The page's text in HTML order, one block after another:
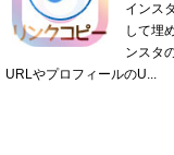
インス
して埋
ンスタ
URLやプロフィールのU...